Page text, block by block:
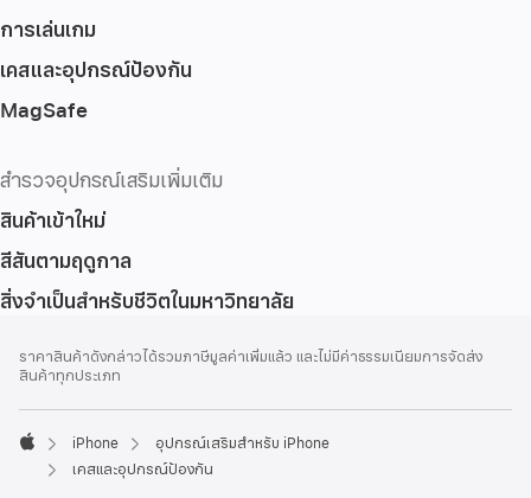
การเล่นเกม
เคสและอุปกรณ์ป้องกัน
MagSafe
สำรวจอุปกรณ์เสริมเพิ่มเติม
สินค้าเข้าใหม่
สีสันตามฤดูกาล
สิ่งจำเป็นสำหรับชีวิตในมหาวิทยาลัย
ท้าย
เชิงอรรถ
ราคาสินค้าดังกล่าวได้รวมภาษีมูลค่าเพิ่มแล้ว และไม่มีค่าธรรมเนียมการจัดส่ง
สินค้าทุกประเภท
Apple
iPhone
อุปกรณ์เสริมสำหรับ iPhone
เคสและอุปกรณ์ป้องกัน